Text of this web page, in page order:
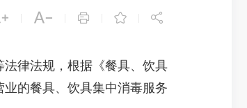
   
律法规，根据《餐具、饮具
的餐具、饮具集中消毒服务